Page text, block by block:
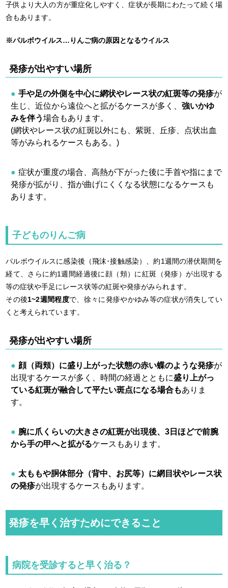
子供より大人の方が重症化しやすく、症状が長期にわたって続く場
合もあります。
※パルボウイルス…りんご病の原因となるウイルス
発疹が出やすい場所
手や足の外側を中心に網状やレース状の紅斑等の発疹が
生じ、近位から遠位へと拡がるケースが多く、強いかゆ
みを伴う場合もあります。
(網状やレース状の紅斑以外にも、紫斑、丘疹、点状出血
等がみられるケースもある。)
症状が重度の場合、高熱が下がった後に手首や指にまで
発疹が拡がり、指が曲げにくくなる状態になるケースも
あります。
子どものりんご病
パルボウイルスに感染後（飛沫･接触感染）、約1週間の潜伏期間を
経て、さらに約1週間経過後に顔（頬）に紅斑（発疹）が出現する
等の症状や手足にレース状等の紅斑や発疹がみられます。
その後1~2週間程度で、徐々に発疹やかゆみ等の症状が消失してい
くと考えられています。
発疹が出やすい場所
顔（両頬）に盛り上がった状態の赤い蝶のような発疹が
出現するケースが多く、時間の経過とともに盛り上がっ
ている紅斑が融合して平たい斑点になる場合もありま
す。
腕に爪くらいの大きさの紅斑が出現後、3日ほどで前腕
から手の甲へと拡がるケースもあります。
太ももや胴体部分（背中、お尻等）に網目状やレース状
の発疹が出現するケースもあります。
発疹を早く治すためにできること
病院を受診すると早く治る？